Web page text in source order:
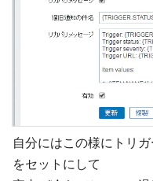
自分にはこの様にトリ
をセットにして